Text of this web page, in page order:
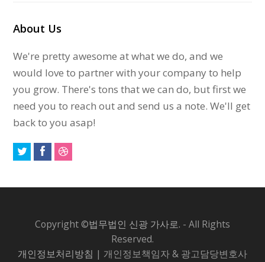
About Us
We're pretty awesome at what we do, and we
would love to partner with your company to help
you grow. There's tons that we can do, but first we
need you to reach out and send us a note. We'll get
back to you asap!
Copyright ©법무법인 신광 가사로. - All Rights
Reserved.
개인정보처리방침 | 개인정보책임자 & 광고담당변호사